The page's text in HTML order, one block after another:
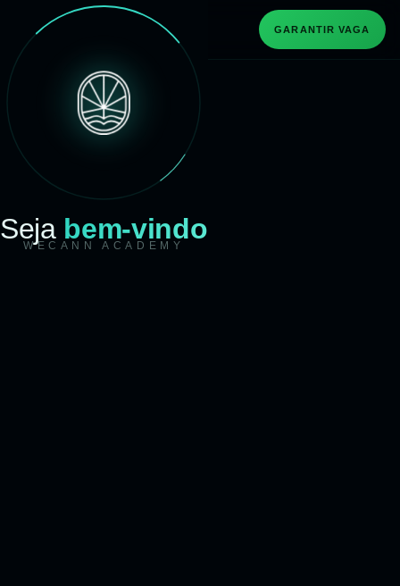
Seja bem-vindo
WECANN ACADEMY
GARANTIR VAGA